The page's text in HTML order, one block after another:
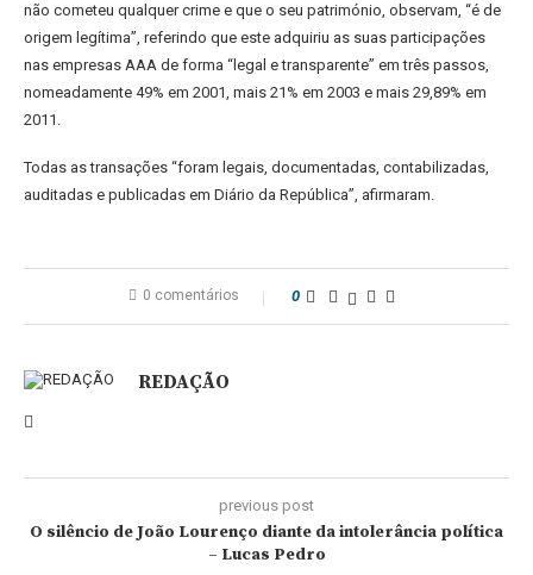
não cometeu qualquer crime e que o seu património, observam, “é de
origem legítima”, referindo que este adquiriu as suas participações
nas empresas AAA de forma “legal e transparente” em três passos,
nomeadamente 49% em 2001, mais 21% em 2003 e mais 29,89% em
2011.
Todas as transações “foram legais, documentadas, contabilizadas,
auditadas e publicadas em Diário da República”, afirmaram.
0 comentários 0
REDAÇÃO
previous post
O silêncio de João Lourenço diante da intolerância política
– Lucas Pedro